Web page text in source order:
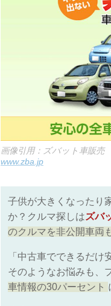
画像引用：ズバット車販売
www.zba.jp
子供が大きくなったり
か？クルマ探しはズバ
のクルマを非公開車両
「中古車でできるだけ
そのようなお悩みも、
車情報の30パーセント